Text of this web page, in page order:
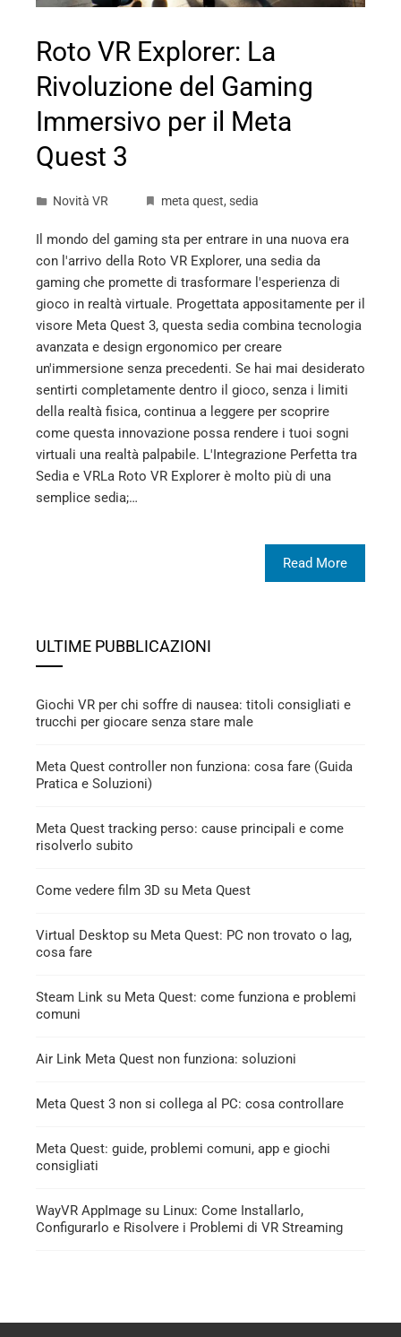
Roto VR Explorer: La
Rivoluzione del Gaming
Immersivo per il Meta
Quest 3
Novità VR meta quest, sedia
Il mondo del gaming sta per entrare in una nuova era
con l'arrivo della Roto VR Explorer, una sedia da
gaming che promette di trasformare l'esperienza di
gioco in realtà virtuale. Progettata appositamente per il
visore Meta Quest 3, questa sedia combina tecnologia
avanzata e design ergonomico per creare
un'immersione senza precedenti. Se hai mai desiderato
sentirti completamente dentro il gioco, senza i limiti
della realtà fisica, continua a leggere per scoprire
come questa innovazione possa rendere i tuoi sogni
virtuali una realtà palpabile. L'Integrazione Perfetta tra
Sedia e VRLa Roto VR Explorer è molto più di una
semplice sedia;…
Read More
ULTIME PUBBLICAZIONI
Giochi VR per chi soffre di nausea: titoli consigliati e
trucchi per giocare senza stare male
Meta Quest controller non funziona: cosa fare (Guida
Pratica e Soluzioni)
Meta Quest tracking perso: cause principali e come
risolverlo subito
Come vedere film 3D su Meta Quest
Virtual Desktop su Meta Quest: PC non trovato o lag,
cosa fare
Steam Link su Meta Quest: come funziona e problemi
comuni
Air Link Meta Quest non funziona: soluzioni
Meta Quest 3 non si collega al PC: cosa controllare
Meta Quest: guide, problemi comuni, app e giochi
consigliati
WayVR AppImage su Linux: Come Installarlo,
Configurarlo e Risolvere i Problemi di VR Streaming